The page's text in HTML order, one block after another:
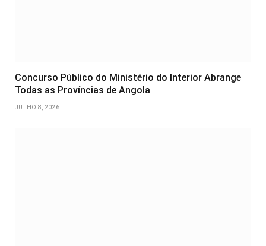
Concurso Público do Ministério do Interior Abrange
Todas as Províncias de Angola
JULHO 8, 2026